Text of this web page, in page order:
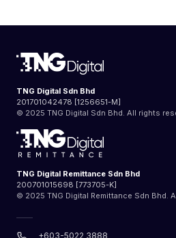
TNG Digital Sdn Bhd
201701042478 [1256651-M]
© 2025 TNG Digital Sdn Bhd. All rights
TNG Digital Remittance Sdn Bhd
200701015698 [773705-K]
© 2025 TNG Digital Remittance Sdn Bhd.
+603-5022 3888